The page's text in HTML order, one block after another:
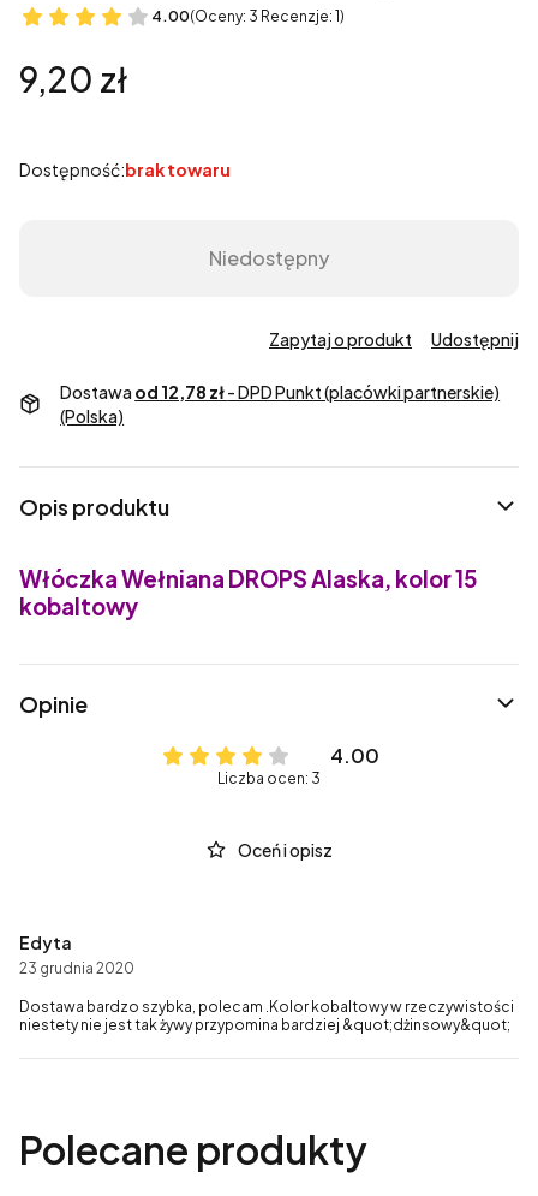
4.00(Oceny: 3 Recenzje: 1)
Cena
9,20 zł
Dostępność:brak towaru
Niedostępny
Zapytaj o produkt Udostępnij
Dostawa od 12,78 zł- DPD Punkt (placówki partnerskie)
(Polska)
Opis produktu
Włóczka Wełniana DROPS Alaska, kolor 15
kobaltowy
Opinie
4.00
Liczba ocen: 3
Oceń i opisz
Edyta
23 grudnia 2020
Dostawa bardzo szybka, polecam .Kolor kobaltowy w rzeczywistości
niestety nie jest tak żywy przypomina bardziej &quot;dżinsowy&quot;
Polecane produkty